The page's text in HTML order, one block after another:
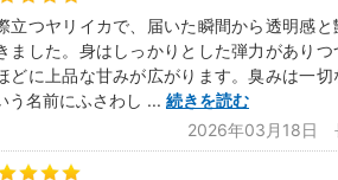
立つヤリイカで、届いた瞬間から透明感と
ました。身はしっかりとした弾力がありつ
どに上品な甘みが広がります。臭みは一切
う名前にふさわし ... 続きを読む
2026年03月18日